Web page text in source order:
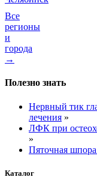
Все
регионы
и
города
→
Полезно знать
Нервный тик
лечения »
ЛФК при
»
Пяточная
Каталог